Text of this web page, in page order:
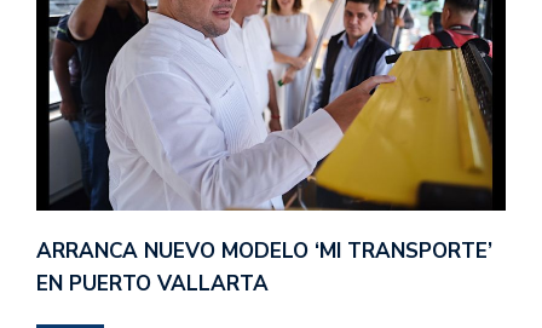
ARRANCA NUEVO MODELO ‘MI TRANSPORTE’
EN PUERTO VALLARTA